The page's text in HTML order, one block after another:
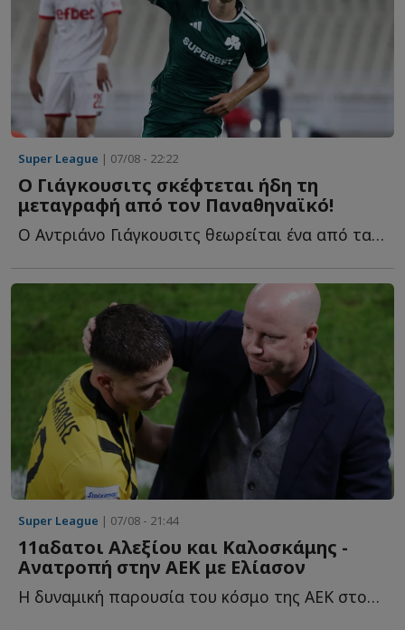
Super League | 07/08 - 22:22
Ο Γιάγκουσιτς σκέφτεται ήδη τη
μεταγραφή από τον Παναθηναϊκό!
Ο Αντριάνο Γιάγκουσιτς θεωρείται ένα από τα μεγαλύτερα π...
Super League | 07/08 - 21:44
11αδατοι Αλεξίου και Καλοσκάμης -
Ανατροπή στην ΑΕΚ με Ελίασον
Η δυναμική παρουσία του κόσμο της ΑΕΚ στον τελικό του Su...